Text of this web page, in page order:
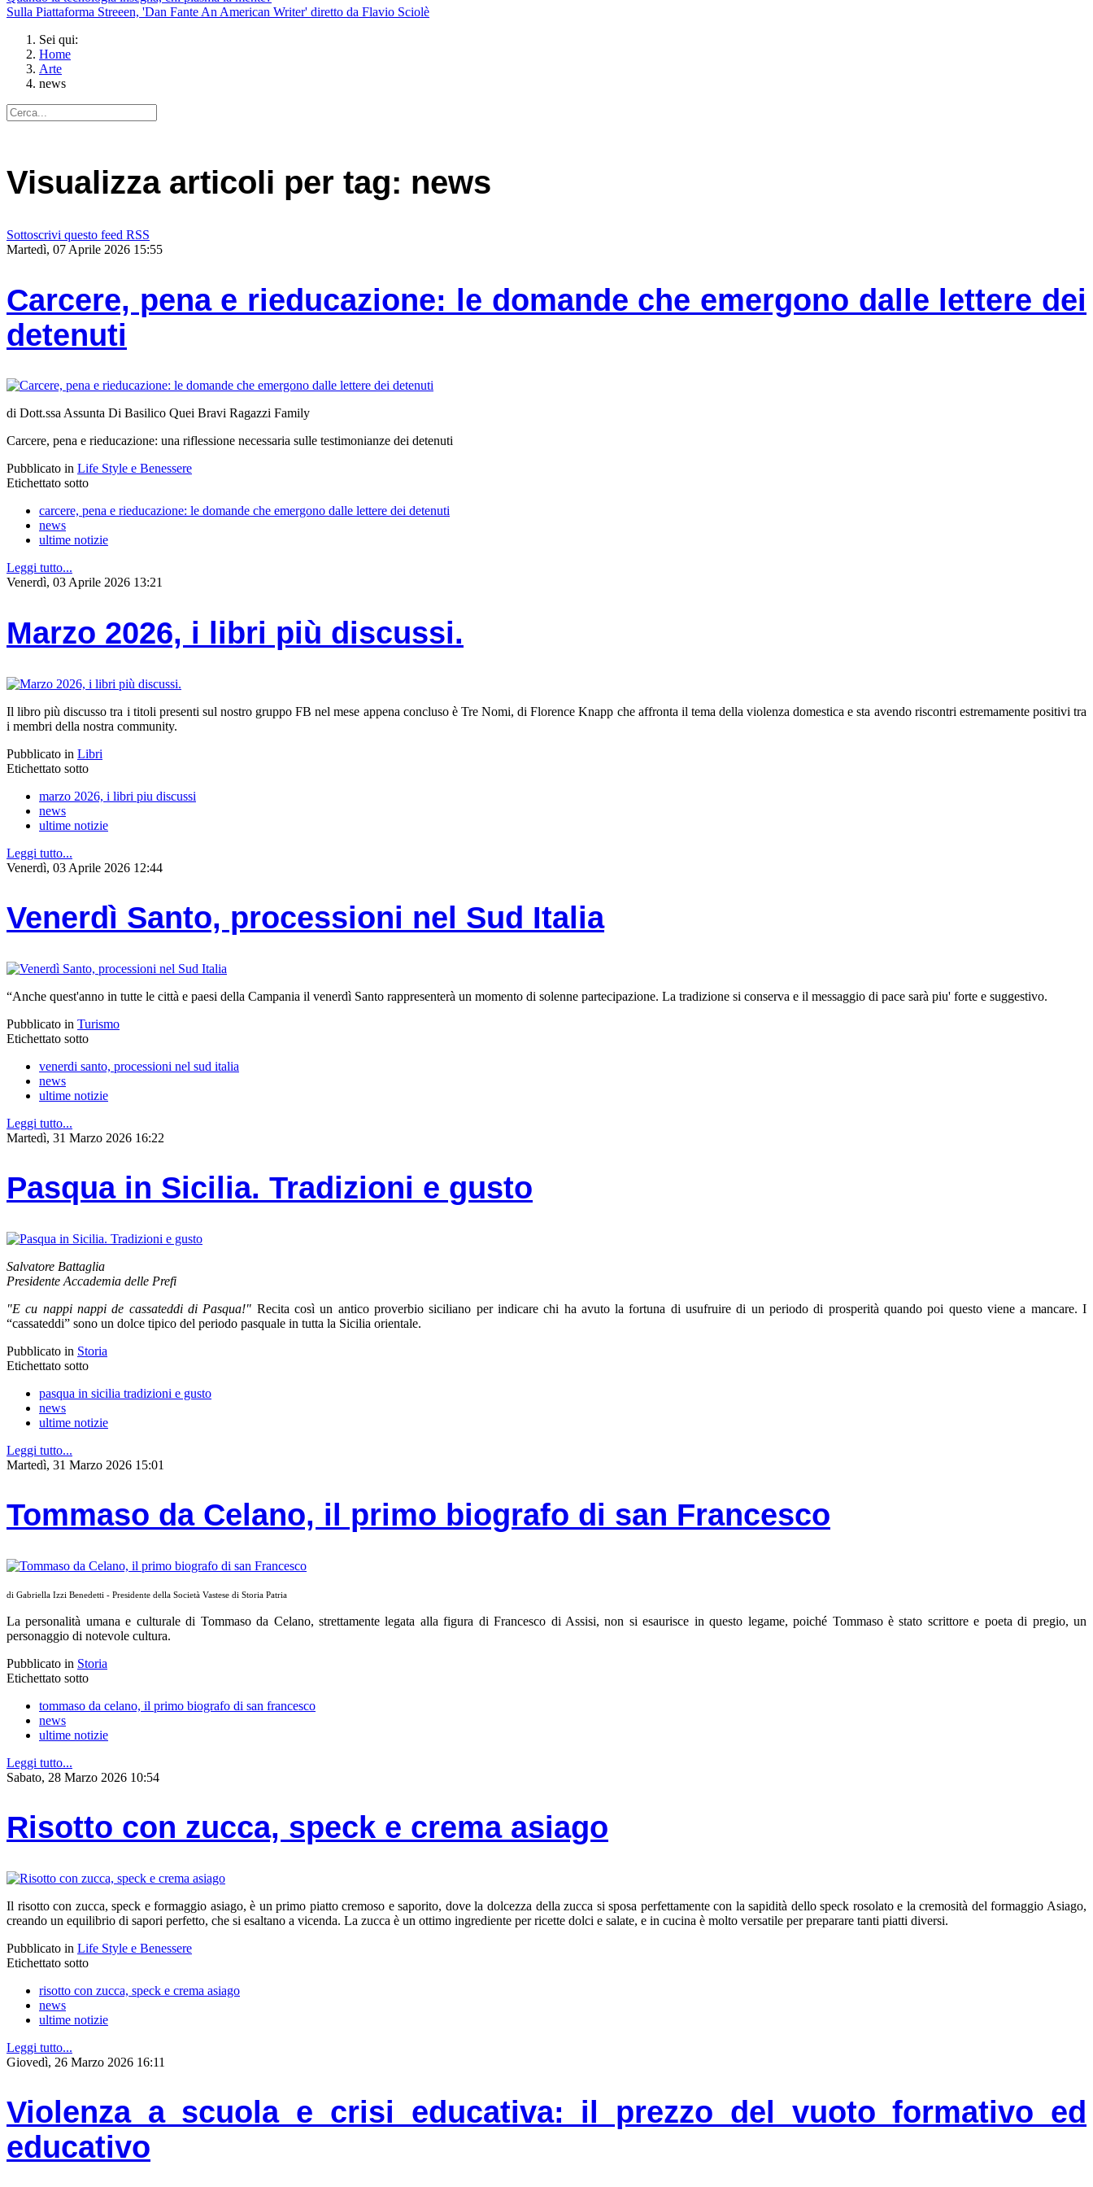
Sulla Piattaforma Streeen, 'Dan Fante An American Writer' diretto da Flavio Sciolè
Sei qui:
Home
Arte
news
Visualizza articoli per tag: news
Sottoscrivi questo feed RSS
Martedì, 07 Aprile 2026 15:55
Carcere, pena e rieducazione: le domande che emergono dalle lettere dei
detenuti
di Dott.ssa Assunta Di Basilico Quei Bravi Ragazzi Family
Carcere, pena e rieducazione: una riflessione necessaria sulle testimonianze dei detenuti
Pubblicato in Life Style e Benessere
Etichettato sotto
carcere, pena e rieducazione: le domande che emergono dalle lettere dei detenuti
news
ultime notizie
Leggi tutto...
Venerdì, 03 Aprile 2026 13:21
Marzo 2026, i libri più discussi.
Il libro più discusso tra i titoli presenti sul nostro gruppo FB nel mese appena concluso è Tre Nomi, di Florence Knapp che affronta il tema della violenza domestica e sta avendo riscontri estremamente positivi tra
i membri della nostra community.
Pubblicato in Libri
Etichettato sotto
marzo 2026, i libri piu discussi
news
ultime notizie
Leggi tutto...
Venerdì, 03 Aprile 2026 12:44
Venerdì Santo, processioni nel Sud Italia
“Anche quest'anno in tutte le città e paesi della Campania il venerdì Santo rappresenterà un momento di solenne partecipazione. La tradizione si conserva e il messaggio di pace sarà piu' forte e suggestivo.
Pubblicato in Turismo
Etichettato sotto
venerdi santo, processioni nel sud italia
news
ultime notizie
Leggi tutto...
Martedì, 31 Marzo 2026 16:22
Pasqua in Sicilia. Tradizioni e gusto
Salvatore Battaglia
Presidente Accademia delle Prefi
"E cu nappi nappi de cassateddi di Pasqua!" Recita così un antico proverbio siciliano per indicare chi ha avuto la fortuna di usufruire di un periodo di prosperità quando poi questo viene a mancare. I
“cassateddi” sono un dolce tipico del periodo pasquale in tutta la Sicilia orientale.
Pubblicato in Storia
Etichettato sotto
pasqua in sicilia tradizioni e gusto
news
ultime notizie
Leggi tutto...
Martedì, 31 Marzo 2026 15:01
Tommaso da Celano, il primo biografo di san Francesco
di Gabriella Izzi Benedetti - Presidente della Società Vastese di Storia Patria
La personalità umana e culturale di Tommaso da Celano, strettamente legata alla figura di Francesco di Assisi, non si esaurisce in questo legame, poiché Tommaso è stato scrittore e poeta di pregio, un
personaggio di notevole cultura.
Pubblicato in Storia
Etichettato sotto
tommaso da celano, il primo biografo di san francesco
news
ultime notizie
Leggi tutto...
Sabato, 28 Marzo 2026 10:54
Risotto con zucca, speck e crema asiago
Il risotto con zucca, speck e formaggio asiago, è un primo piatto cremoso e saporito, dove la dolcezza della zucca si sposa perfettamente con la sapidità dello speck rosolato e la cremosità del formaggio Asiago,
creando un equilibrio di sapori perfetto, che si esaltano a vicenda. La zucca è un ottimo ingrediente per ricette dolci e salate, e in cucina è molto versatile per preparare tanti piatti diversi.
Pubblicato in Life Style e Benessere
Etichettato sotto
risotto con zucca, speck e crema asiago
news
ultime notizie
Leggi tutto...
Giovedì, 26 Marzo 2026 16:11
Violenza a scuola e crisi educativa: il prezzo del vuoto formativo ed
educativo